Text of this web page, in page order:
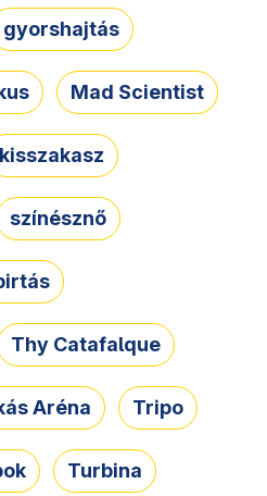
gyorshajtás
Mad Scientist
kisszakasz
színésznő
Thy Catafalque
Aréna Tripo
Turbina